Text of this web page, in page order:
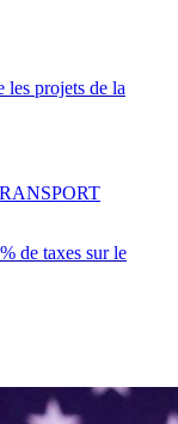
les projets de la
de taxes sur le